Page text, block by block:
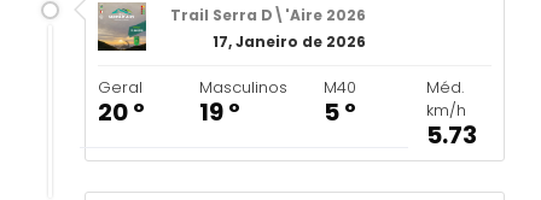
Trail Serra D\'Aire 2026
17, Janeiro de 2026
Geral
20 º
Masculinos
19 º
M40
5 º
Méd.
km/h
5.73